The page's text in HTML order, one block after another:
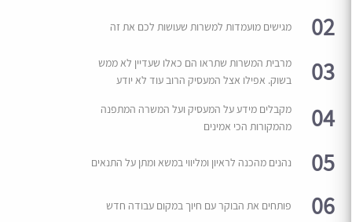
02 מגישים מועמדות למשרות שעושות לכם את זה
03
מרבית המשרות שתראו הם כאלו שעדיין לא ממש
בשוק. אפילו אצל המעסיק הרוב עוד לא יודע
04
מקבלים מידע על המעסיק ועל המשרה המתפנה
מהמקורות הכי אמינים
05 נהנים מהכנה לראיון ומליווי במשא ומתן על התנאים
06 פותחים את הבוקר עם חיוך במקום עבודה חדש